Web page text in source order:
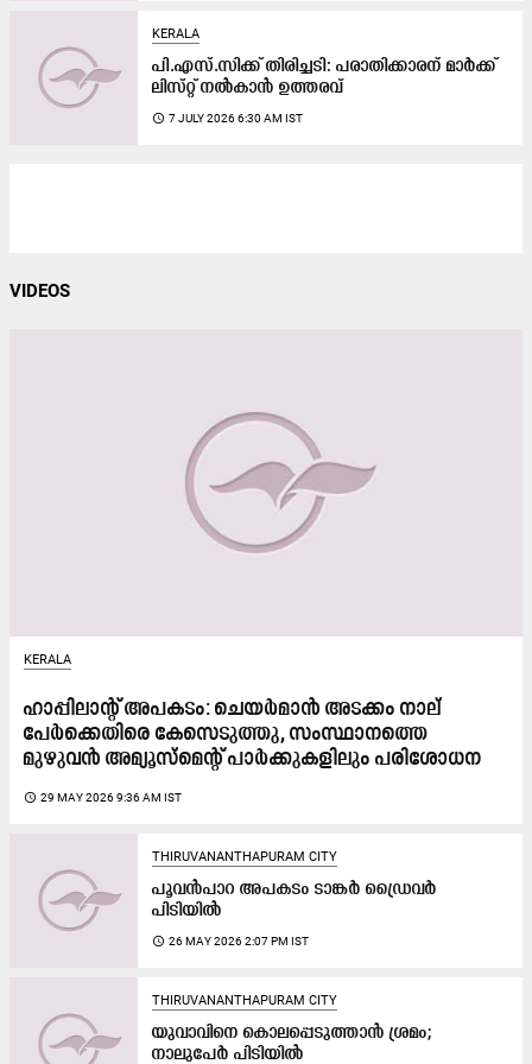
KERALA
പി.എസ്​.സിക്ക് തിരിച്ചടി: പ​രാ​തി​ക്കാ​ര​ന് മാർക്ക്​
ലിസ്​റ്റ്​ നൽകാൻ ഉത്തരവ്
access_time 7 JULY 2026 6:30 AM IST
VIDEOS
KERALA
ഹാപ്പിലാന്‍റ് അപകടം: ചെയർമാന്‍ അടക്കം നാല്
പേർക്കെതിരെ കേസെടുത്തു, സംസ്ഥാനത്തെ
മുഴുവന്‍ അമ്യൂസ്മെന്‍റ് പാർക്കുകളിലും പരിശോധന
access_time 29 MAY 2026 9:36 AM IST
THIRUVANANTHAPURAM CITY
പൂവൻപാറ അപകടം ടാങ്കർ ഡ്രൈവർ
പിടിയിൽ
access_time 26 MAY 2026 2:07 PM IST
THIRUVANANTHAPURAM CITY
യുവാവിനെ കൊലപ്പെടുത്താന്‍ ശ്രമം;
നാലുപേര്‍ പിടിയിൽ